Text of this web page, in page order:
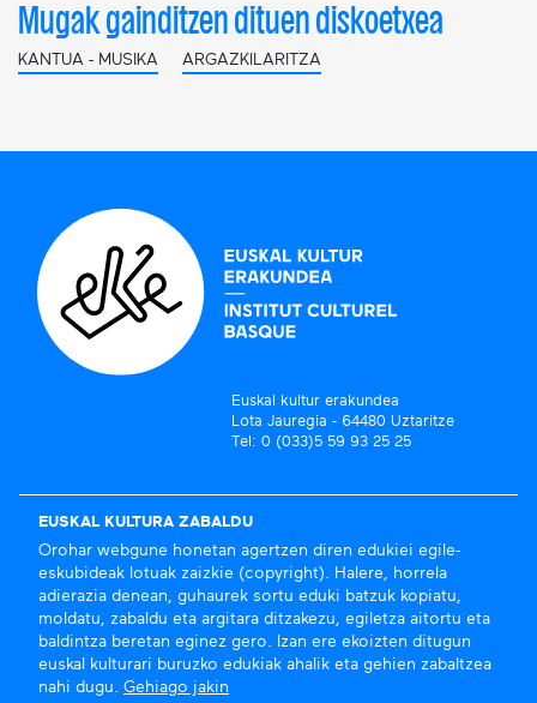
Mugak gainditzen dituen diskoetxea
KANTUA - MUSIKA ARGAZKILARITZA
Euskal kultur erakundea
Lota Jauregia - 64480 Uztaritze
Tel: 0 (033)5 59 93 25 25
EUSKAL KULTURA ZABALDU
Orohar webgune honetan agertzen diren edukiei egile-
eskubideak lotuak zaizkie (copyright). Halere, horrela
adierazia denean, guhaurek sortu eduki batzuk kopiatu,
moldatu, zabaldu eta argitara ditzakezu, egiletza aitortu eta
baldintza beretan eginez gero. Izan ere ekoizten ditugun
euskal kulturari buruzko edukiak ahalik eta gehien zabaltzea
nahi dugu. Gehiago jakin